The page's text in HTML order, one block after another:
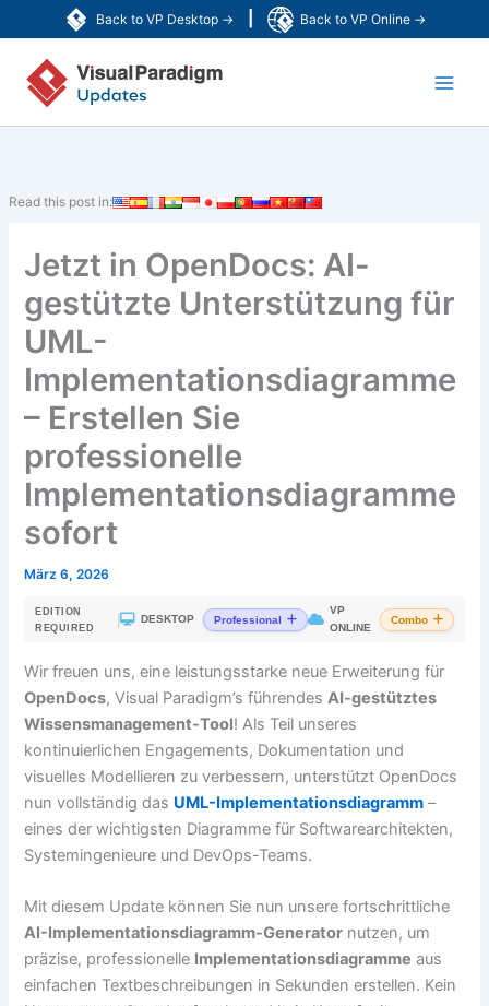
Back to VP Desktop → Back to VP Online →
Inhalt
springen
Read this post in:
Jetzt in OpenDocs: AI-
gestützte Unterstützung für
UML-
Implementationsdiagramme
– Erstellen Sie
professionelle
Implementationsdiagramme
sofort
März 6, 2026
EDITION
REQUIRED
DESKTOP Professional
VP
ONLINE
Combo
Wir freuen uns, eine leistungsstarke neue Erweiterung für
OpenDocs, Visual Paradigm’s führendesAI-gestütztes
Wissensmanagement-Tool! Als Teil unseres
kontinuierlichen Engagements, Dokumentation und
visuelles Modellieren zu verbessern, unterstützt OpenDocs
nun vollständig das UML-Implementationsdiagramm –
eines der wichtigsten Diagramme für Softwarearchitekten,
Systemingenieure und DevOps-Teams.
Mit diesem Update können Sie nun unsere fortschrittliche
AI-Implementationsdiagramm-Generator nutzen, um
präzise, professionelle Implementationsdiagramme aus
einfachen Textbeschreibungen in Sekunden erstellen. Kein